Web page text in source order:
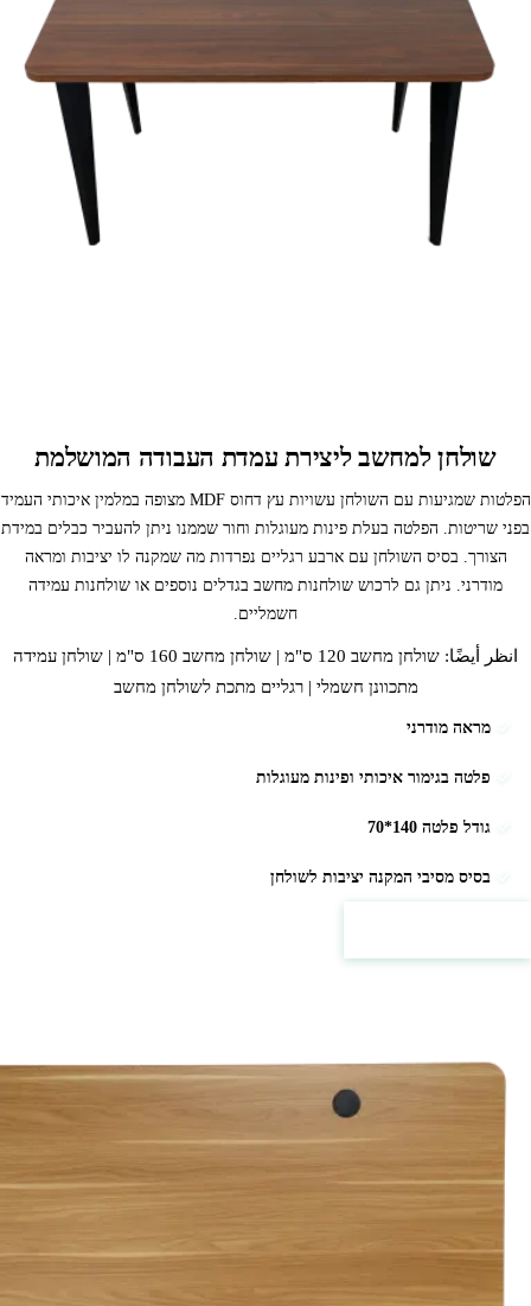
שולחן למחשב ליצירת עמדת העבודה המושלמת
הפלטות שמגיעות עם השולחן עשויות עץ דחוס MDF מצופה במלמין איכותי העמיד
בפני שריטות. הפלטה בעלת פינות מעוגלות וחור שממנו ניתן להעביר כבלים במידת
הצורך. בסיס השולחן עם ארבע רגליים נפרדות מה שמקנה לו יציבות ומראה
מודרני. ניתן גם לרכוש שולחנות מחשב בגדלים נוספים או שולחנות עמידה
חשמליים.
انظر أيضًا: שולחן מחשב 120 ס"מ | שולחן מחשב 160 ס"מ | שולחן עמידה
מתכוונן חשמלי |רגליים מתכת לשולחן מחשב
מראה מודרני
פלטה בגימור איכותי ופינות מעוגלות
גודל פלטה 140*70
בסיס מסיבי המקנה יציבות לשולחן